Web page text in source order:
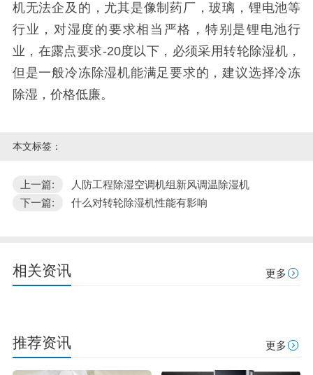
机无法企及的，尤其是像制药厂，玻璃，锂电池等
行业，对湿度的要求相当严格，特别是锂电池行
业，在露点要求-20度以下，必须采用转轮除湿机，
但是一般冷冻除湿机能满足要求的，建议选择冷冻
除湿，价格低廉。
本文标签：
上一篇:
人防工程除湿空调机组新风调温除湿机
下一篇:
什么对转轮除湿机性能有影响
相关资讯 更多
推荐资讯 更多